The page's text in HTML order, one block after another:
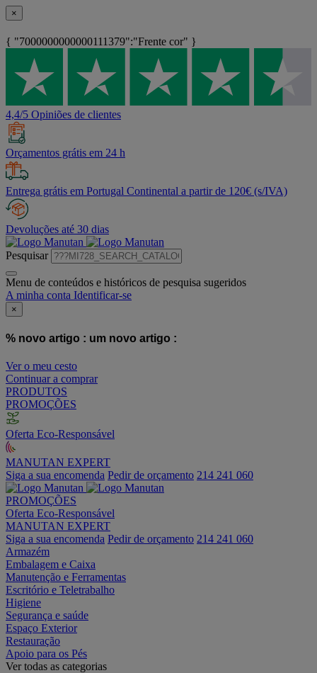
×
{ "7000000000000111379":"Frente cor" }
4,4/5 Opiniões de clientes
Orçamentos grátis em 24 h
Entrega grátis em Portugal Continental a partir de 120€ (s/IVA)
Devoluções até 30 dias
Pesquisar
Menu de conteúdos e históricos de pesquisa sugeridos
A minha conta Identificar-se
×
% novo artigo : um novo artigo :
Ver o meu cesto
Continuar a comprar
PRODUTOS
PROMOÇÕES
Oferta Eco-Responsável
MANUTAN EXPERT
Siga a sua encomenda Pedir de orçamento 214 241 060
PROMOÇÕES
Oferta Eco-Responsável
MANUTAN EXPERT
Siga a sua encomenda Pedir de orçamento 214 241 060
Armazém
Embalagem e Caixa
Manutenção e Ferramentas
Escritório e Teletrabalho
Higiene
Segurança e saúde
Espaço Exterior
Restauração
Apoio para os Pés
Ver todas as categorias